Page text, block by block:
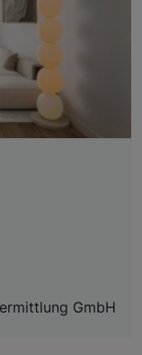
GmbH